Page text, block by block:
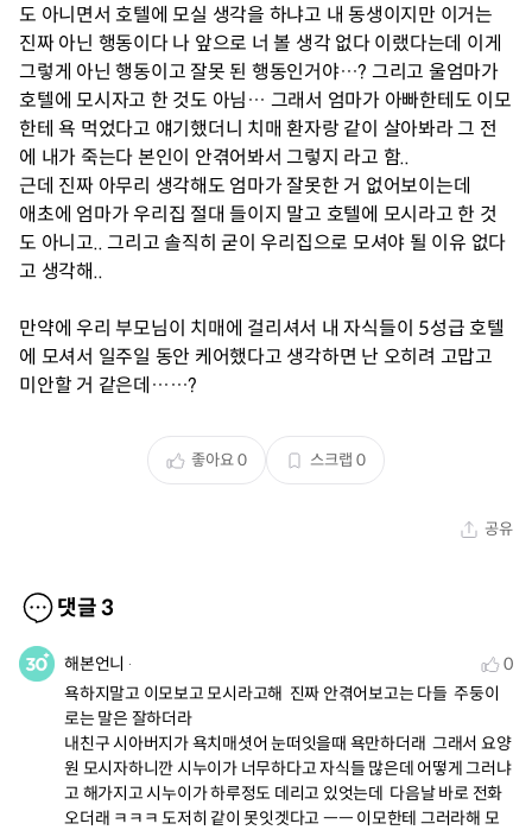
도 아니면서 호텔에 모실 생각을 하냐고 내 동생이지만 이거는
진짜 아닌 행동이다 나 앞으로 너 볼 생각 없다 이랬다는데 이게
그렇게 아닌 행동이고 잘못 된 행동인거야…? 그리고 울엄마가
호텔에 모시자고 한 것도 아님… 그래서 엄마가 아빠한테도 이모
한테 욕 먹었다고 얘기했더니 치매 환자랑 같이 살아봐라 그 전
에 내가 죽는다 본인이 안겪어봐서 그렇지 라고 함..
근데 진짜 아무리 생각해도 엄마가 잘못한 거 없어보이는데
애초에 엄마가 우리집 절대 들이지 말고 호텔에 모시라고 한 것
도 아니고.. 그리고 솔직히 굳이 우리집으로 모셔야 될 이유 없다
고 생각해..
만약에 우리 부모님이 치매에 걸리셔서 내 자식들이 5성급 호텔
에 모셔서 일주일 동안 케어했다고 생각하면 난 오히려 고맙고
미안할 거 같은데……?
좋아요0 스크랩 0
공유
댓글3
해본언니
0
욕하지말고 이모보고 모시라고해  진짜 안겪어보고는 다들  주둥이
로는 말은 잘하더라
내친구 시아버지가 욕치매셧어 눈떠잇을때 욕만하더래  그래서 요양
원 모시자하니깐 시누이가 너무하다고 자식들 많은데 어떻게 그러냐
고 해가지고 시누이가 하루정도 데리고 있엇는데  다음날 바로 전화
오더래 ㅋㅋㅋ 도저히 같이 못잇겟다고 ㅡㅡ 이모한테 그러라해 모